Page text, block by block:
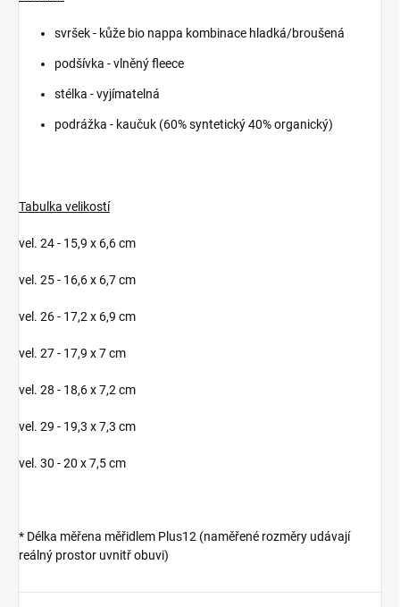
svršek - kůže bio nappa kombinace hladká/broušená
podšívka - vlněný fleece
stélka - vyjímatelná
podrážka - kaučuk (60% syntetický 40% organický)
Tabulka velikostí
vel. 24 - 15,9 x 6,6 cm
vel. 25 - 16,6 x 6,7 cm
vel. 26 - 17,2 x 6,9 cm
vel. 27 - 17,9 x 7 cm
vel. 28 - 18,6 x 7,2 cm
vel. 29 - 19,3 x 7,3 cm
vel. 30 - 20 x 7,5 cm
* Délka měřena měřidlem Plus12 (naměřené rozměry udávají
reálný prostor uvnitř obuvi)